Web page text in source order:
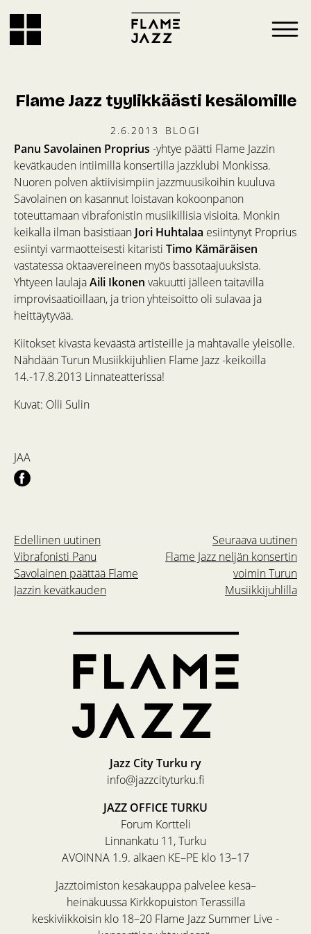
Flame Jazz tyylikkäästi kesälomille
2.6.2013 BLOGI
Panu Savolainen Proprius -yhtye päätti Flame Jazzin
kevätkauden intiimillä konsertilla jazzklubi Monkissa.
Nuoren polven aktiivisimpiin jazzmuusikoihin kuuluva
Savolainen on kasannut loistavan kokoonpanon
toteuttamaan vibrafonistin musiikillisia visioita. Monkin
keikalla ilman basistiaan Jori Huhtalaa esiintynyt Proprius
esiintyi varmaotteisesti kitaristi Timo Kämäräisen
vastatessa oktaavereineen myös bassotaajuuksista.
Yhtyeen laulajaAili Ikonen vakuutti jälleen taitavilla
improvisaatioillaan, ja trion yhteisoitto oli sulavaa ja
heittäytyvää.
Kiitokset kivasta keväästä artisteille ja mahtavalle yleisölle.
Nähdään Turun Musiikkijuhlien Flame Jazz -keikoilla
14.-17.8.2013 Linnateatterissa!
Kuvat: Olli Sulin
JAA
Seuraava uutinen
Flame Jazz neljän konsertin
voimin Turun
Musiikkijuhlilla
Edellinen uutinen
Vibrafonisti Panu
Savolainen päättää Flame
Jazzin kevätkauden
Jazz City Turku ry
info@jazzcityturku.fi
JAZZ OFFICE TURKU
Forum Kortteli
Linnankatu 11, Turku
AVOINNA 1.9. alkaen KE–PE klo 13–17
Jazztoimiston kesäkauppa palvelee kesä–
heinäkuussa Kirkkopuiston Terassilla
keskiviikkoisin klo 18–20 Flame Jazz Summer Live -